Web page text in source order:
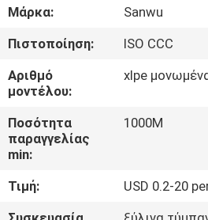
ΓΎΡΟΣ
ΕΡΓΟΣΤΑΣΊΩΝ
ΠΟΙΟΤΙΚΌΣ
ΈΛΕΓΧΟΣ
ΕΛΆΤΕ
Μάρκα:
Sanwu
Πιστοποίηση:
ISO CCC
Αριθμό
μοντέλου:
xlpe
Ποσότητα
παραγγελίας
min:
1000M
Τιμή:
USD 0.2-20